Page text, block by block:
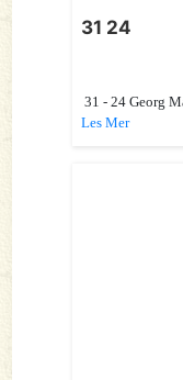
31 24
31 - 24 Georg
Les Mer